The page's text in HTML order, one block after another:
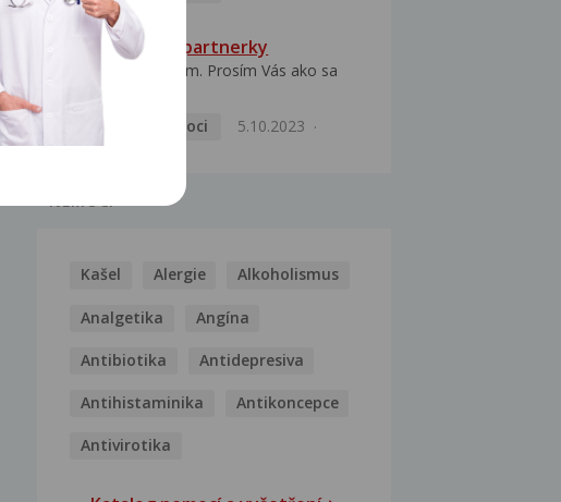
HPV typ 52 u partnerky
Dobrý deň prajem. Prosím Vás ako sa
Pohlavní nemoci
5.10.2023
NEMOCI
Kašel Alergie Alkoholismus
Analgetika Angína
Antibiotika Antidepresiva
Antihistaminika Antikoncepce
Antivirotika